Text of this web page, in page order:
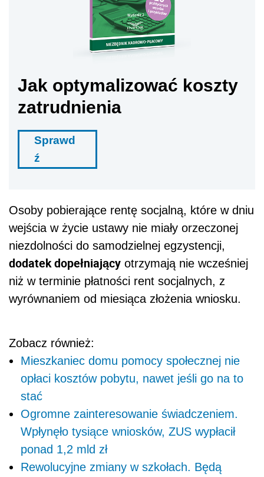
Jak optymalizować koszty
zatrudnienia
Sprawd
ź
Osoby pobierające rentę socjalną, które w dniu
wejścia w życie ustawy nie miały orzeczonej
niezdolności do samodzielnej egzystencji,
dodatek dopełniający otrzymają nie wcześniej
niż w terminie płatności rent socjalnych, z
wyrównaniem od miesiąca złożenia wniosku.
Zobacz również:
Mieszkaniec domu pomocy społecznej nie
opłaci kosztów pobytu, nawet jeśli go na to
stać
Ogromne zainteresowanie świadczeniem.
Wpłynęło tysiące wniosków, ZUS wypłacił
ponad 1,2 mld zł
Rewolucyjne zmiany w szkołach. Będą